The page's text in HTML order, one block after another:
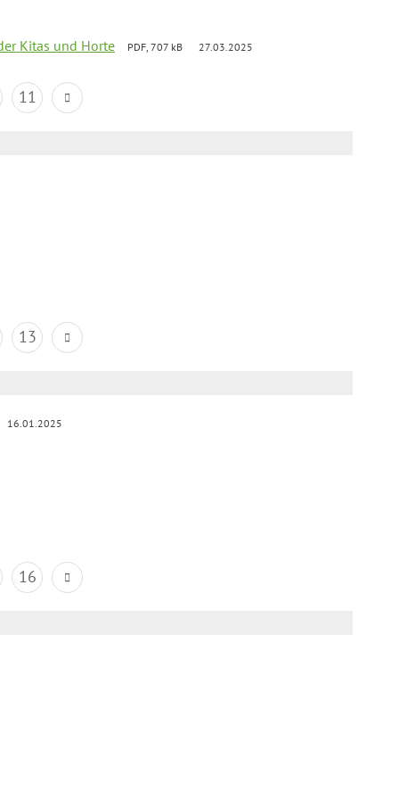
Kitas und Horte PDF, 707 kB 27.03.2025
11
13
16.01.2025
16